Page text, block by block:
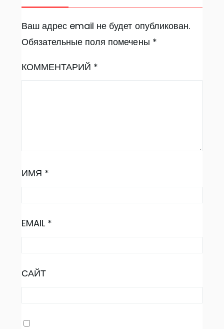
Ваш адрес email не будет опубликован.
Обязательные поля помечены *
КОММЕНТАРИЙ *
ИМЯ *
EMAIL *
САЙТ